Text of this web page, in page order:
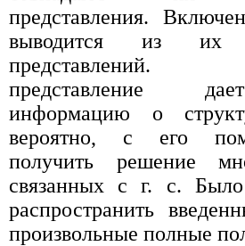
представления.
выводится из их
представлений.
представление
информацию о
вероятно, с его
получить решение
связанных с г. с.
распространить
произвольные полные